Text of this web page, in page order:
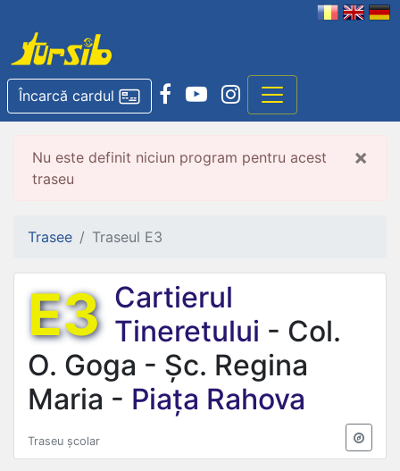
Încarcă cardul
×
Nu este definit niciun program pentru acest
traseu
Trasee Traseul E3
E3 Cartierul
Tineretului - Col.
O. Goga - Șc. Regina
Maria - Piața Rahova
Traseu școlar